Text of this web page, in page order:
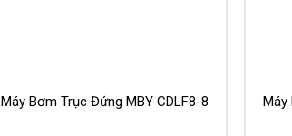
Máy Bơm Trục Đứng MBY CDLF8-8 Máy